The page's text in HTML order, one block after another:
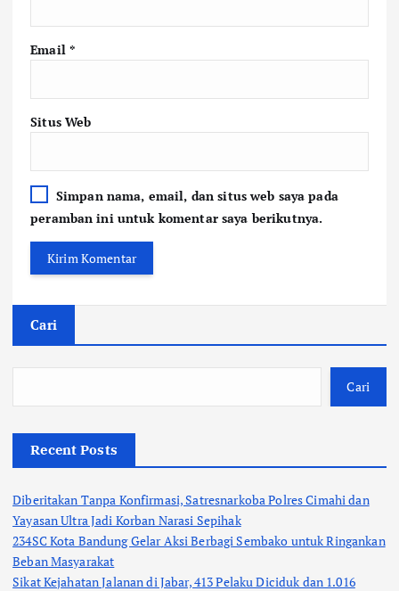
Email *
Situs Web
Simpan nama, email, dan situs web saya pada
peramban ini untuk komentar saya berikutnya.
Cari
Cari
Recent Posts
Diberitakan Tanpa Konfirmasi, Satresnarkoba Polres Cimahi dan
Yayasan Ultra Jadi Korban Narasi Sepihak
234SC Kota Bandung Gelar Aksi Berbagi Sembako untuk Ringankan
Beban Masyarakat
Sikat Kejahatan Jalanan di Jabar, 413 Pelaku Diciduk dan 1.016